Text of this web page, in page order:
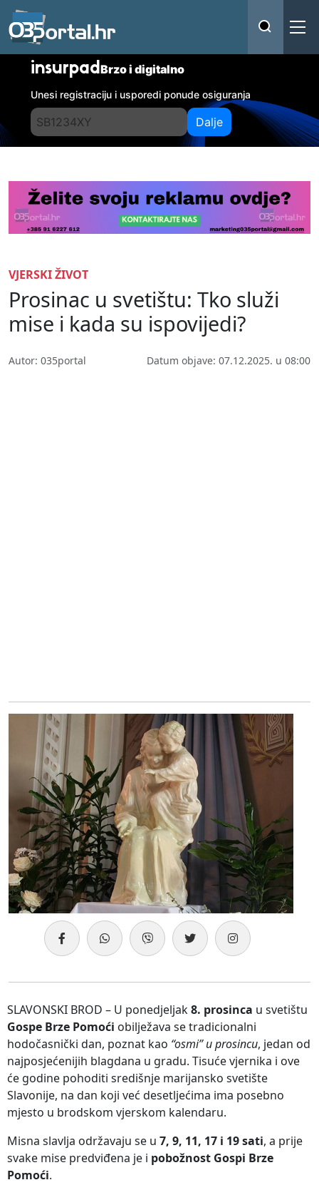
insurpadBrzo i digitalno
Unesi registraciju i usporedi ponude osiguranja
Dalje
VJERSKI ŽIVOT
Prosinac u svetištu: Tko služi
mise i kada su ispovijedi?
Autor: 035portal Datum objave: 07.12.2025. u 08:00
SLAVONSKI BROD – U ponedjeljak8. prosinca u svetištu
Gospe Brze Pomoći obilježava se tradicionalni
hodočasnički dan, poznat kao “osmi” u prosincu, jedan od
najposjećenijih blagdana u gradu. Tisuće vjernika i ove
će godine pohoditi središnje marijansko svetište
Slavonije, na dan koji već desetljećima ima posebno
mjesto u brodskom vjerskom kalendaru.
Misna slavlja održavaju se u 7, 9, 11, 17 i 19 sati, a prije
svake mise predviđena je i pobožnost Gospi Brze
Pomoći.